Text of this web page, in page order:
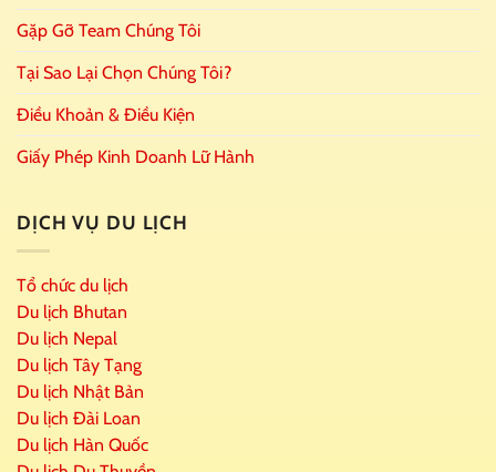
Gặp Gỡ Team Chúng Tôi
Tại Sao Lại Chọn Chúng Tôi?
Điều Khoản & Điều Kiện
Giấy Phép Kinh Doanh Lữ Hành
DỊCH VỤ DU LỊCH
Tổ chức du lịch
Du lịch Bhutan
Du lịch Nepal
Du lịch Tây Tạng
Du lịch Nhật Bản
Du lịch Đài Loan
Du lịch Hàn Quốc